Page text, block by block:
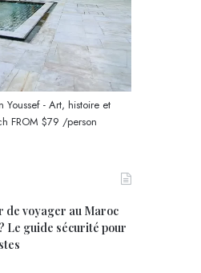
- Art, histoire et
FROM$79 /person
de voyager au Maroc
Le guide sécurité pour